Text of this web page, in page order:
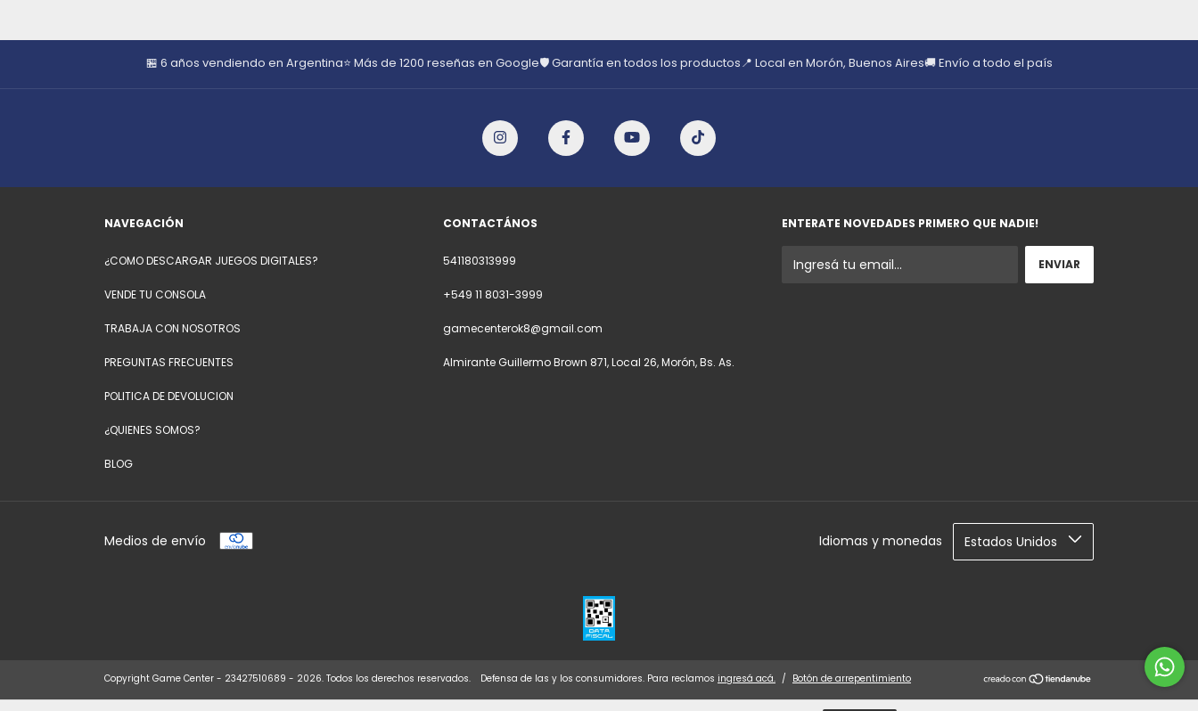
🏪 6 años vendiendo en Argentina⭐ Más de 1200 reseñas en Google🛡️ Garantía en todos los productos📍 Local en Morón, Buenos Aires🚚 Envío a todo el país
NAVEGACIÓN
¿COMO DESCARGAR JUEGOS DIGITALES?
VENDE TU CONSOLA
TRABAJA CON NOSOTROS
PREGUNTAS FRECUENTES
POLITICA DE DEVOLUCION
¿QUIENES SOMOS?
BLOG
CONTACTÁNOS
541180313999
+549 11 8031-3999
gamecenterok8@gmail.com
Almirante Guillermo Brown 871, Local 26, Morón, Bs. As.
ENTERATE NOVEDADES PRIMERO QUE NADIE!
Medios de envío Idiomas y monedas
Copyright Game Center - 23427510689 - 2026. Todos los derechos reservados. Defensa de las y los consumidores. Para reclamos ingresá acá. / Botón de arrepentimiento